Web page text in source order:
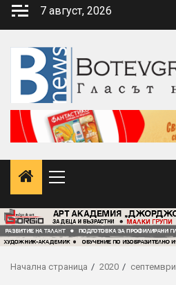
Skip
7 август, 2026
Primary
Начална страница 2020 септември